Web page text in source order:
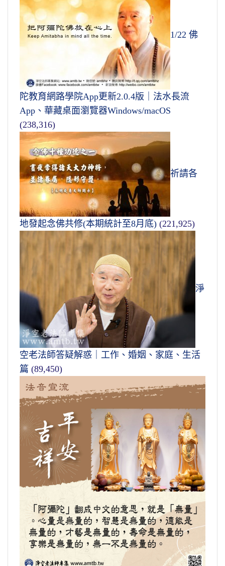
1/22 佛
陀教育網路學院App更新2.0.4版｜法水長流
App、華藏桌面瀏覽器Windows/macOS
(238,316)
祈請各
地發起念佛共修(本期統計至8月底) (221,925)
淨
空老法師答疑解惑｜工作、婚姻、家庭、生活
篇 (89,450)